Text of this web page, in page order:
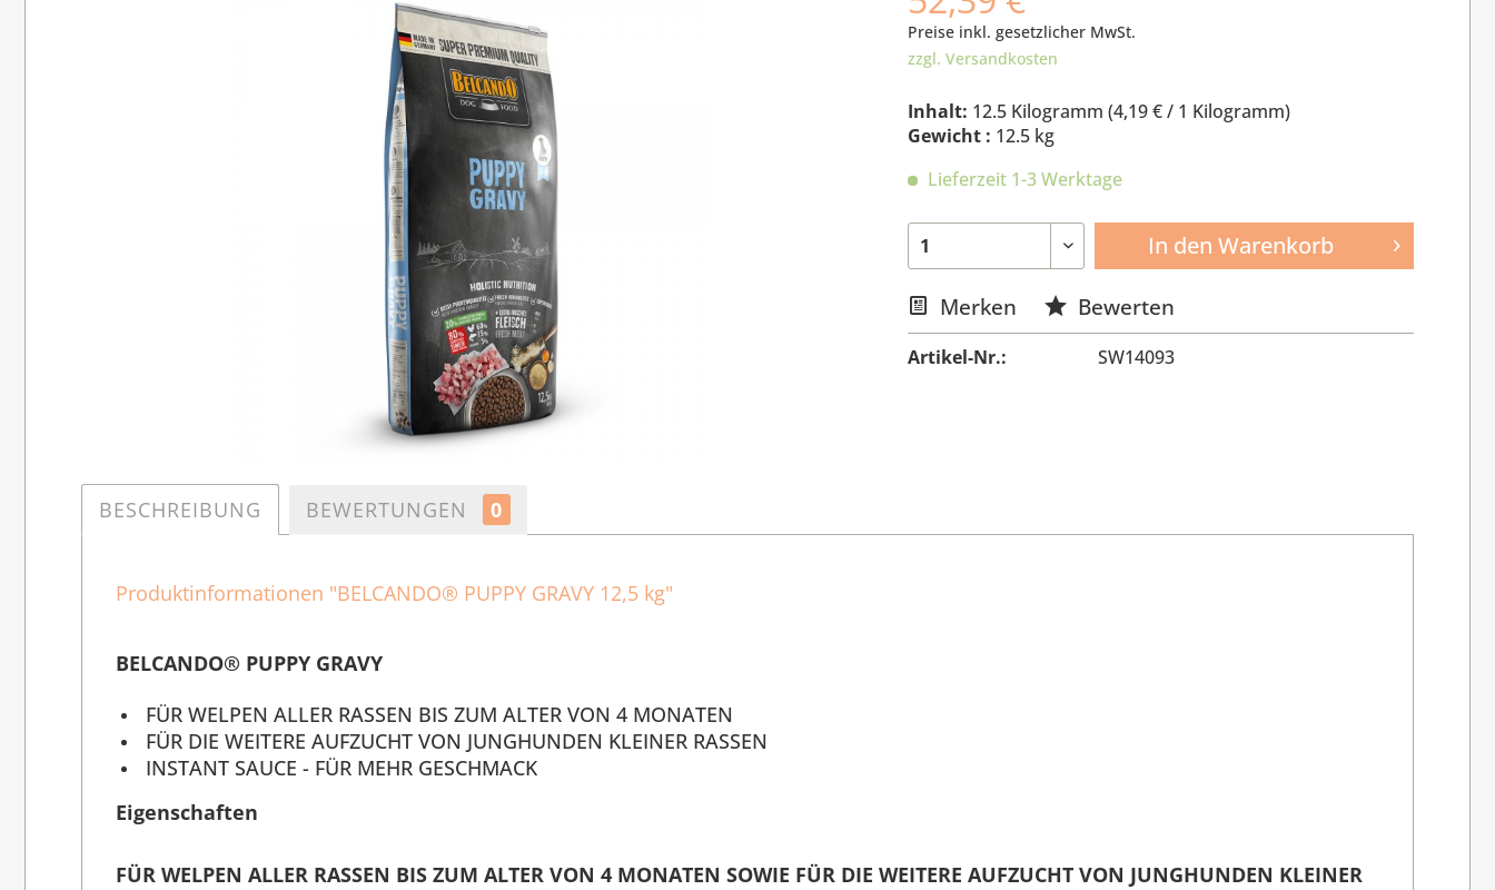
Preise inkl. gesetzlicher MwSt.
zzgl. Versandkosten
Inhalt: 12.5 Kilogramm (4,19 €/ 1 Kilogramm)
Gewicht : 12.5 kg
Lieferzeit 1-3 Werktage
In den Warenkorb
Merken Bewerten
Artikel-Nr.: SW14093
BESCHREIBUNG BEWERTUNGEN 0
Produktinformationen "BELCANDO® PUPPY GRAVY 12,5 kg"
BELCANDO® PUPPY GRAVY
FÜR WELPEN ALLER RASSEN BIS ZUM ALTER VON 4 MONATEN
FÜR DIE WEITERE AUFZUCHT VON JUNGHUNDEN KLEINER RASSEN
INSTANT SAUCE - FÜR MEHR GESCHMACK
Eigenschaften
FÜR WELPEN ALLER RASSEN BIS ZUM ALTER VON 4 MONATEN SOWIE FÜR DIE WEITERE AUFZUCHT VON JUNGHUNDEN KLEINER